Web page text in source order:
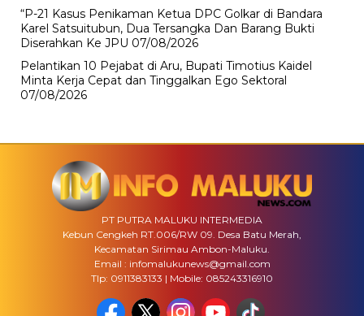
“P-21 Kasus Penikaman Ketua DPC Golkar di Bandara
Karel Satsuitubun, Dua Tersangka Dan Barang Bukti
Diserahkan Ke JPU 07/08/2026
Pelantikan 10 Pejabat di Aru, Bupati Timotius Kaidel
Minta Kerja Cepat dan Tinggalkan Ego Sektoral
07/08/2026
PT PUTRA MALUKU INTERMEDIA
Kebun Cengkeh RT.006/RW 09. Desa Batu Merah,
Kecamatan Sirimau Ambon-Maluku.
Email : infomalukunews@gmail.com
Tlp: 0911383133 | Mobile: 085243316910